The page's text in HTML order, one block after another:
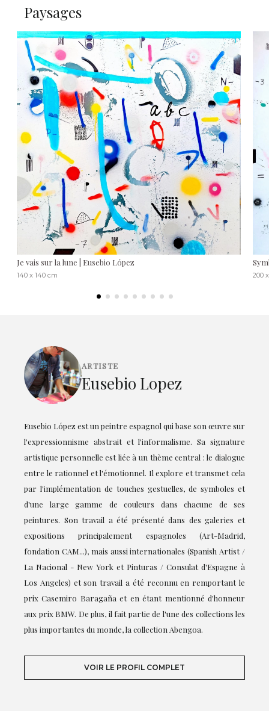
Paysages
Je vais sur la lune | Eusebio López
140 x 140 cm 200
ARTISTE
Eusebio Lopez
Eusebio López est un peintre espagnol qui base son œuvre sur
l'expressionnisme abstrait et l'informalisme. Sa signature
artistique personnelle est liée à un thème central : le dialogue
entre le rationnel et l'émotionnel. Il explore et transmet cela
par l'implémentation de touches gestuelles, de symboles et
d'une large gamme de couleurs dans chacune de ses
peintures. Son travail a été présenté dans des galeries et
expositions principalement espagnoles (Art-Madrid,
fondation CAM...), mais aussi internationales (Spanish Artist /
La Nacional - New York et Pinturas / Consulat d'Espagne à
Los Angeles) et son travail a été reconnu en remportant le
prix Casemiro Baragaña et en étant mentionné d'honneur
aux prix BMW. De plus, il fait partie de l'une des collections les
plus importantes du monde, la collection Abengoa.
VOIR LE PROFIL COMPLET